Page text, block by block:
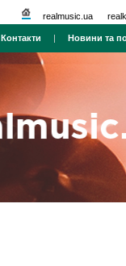
realmusic.ua
Контакти | Новини та